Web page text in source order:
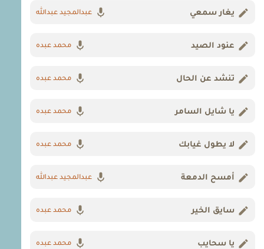
يغار سمعي عبدالمجيد عبدالله
عنود الصيد محمد عبده
تنشد عن الحال محمد عبده
يا شايل السامر محمد عبده
لا يطول غيابك محمد عبده
أمسح الدمعة عبدالمجيد عبدالله
سايق الخير محمد عبده
يا سحايب محمد عبده